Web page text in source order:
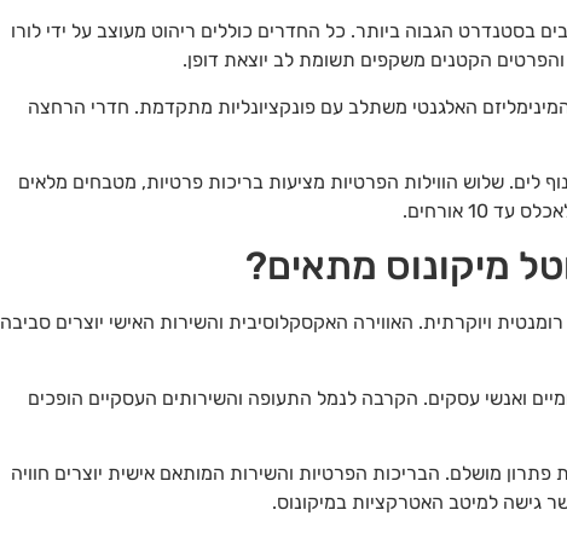
מעוצבים בסטנדרט הגבוה ביותר. כל החדרים כוללים ריהוט מעוצב על ידי לורו
הקטנים משקפים תשומת לב יוצאת דופן.
האלגנטי משתלב עם פונקציונליות מתקדמת. חדרי הרחצה
לים. שלוש הווילות הפרטיות מציעות בריכות פרטיות, מטבחים מלאים
10 אורחים.
מיקונוס מתאים?
ויוקרתית. האווירה האקסקלוסיבית והשירות האישי יוצרים סביבה
ואנשי עסקים. הקרבה לנמל התעופה והשירותים העסקיים הופכים
פתרון מושלם. הבריכות הפרטיות והשירות המותאם אישית יוצרים חוויה